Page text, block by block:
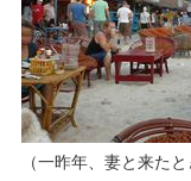
（一昨年、妻と来たと